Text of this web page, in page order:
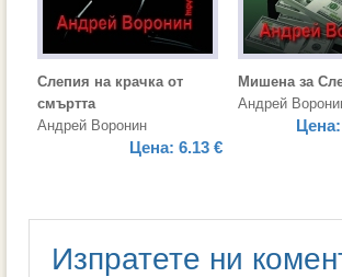
Слепия на крачка от
смъртта
Андрей Воронин
Цена: 6.13 €
Мишена за
Андрей
Цена:
Изпратете ни